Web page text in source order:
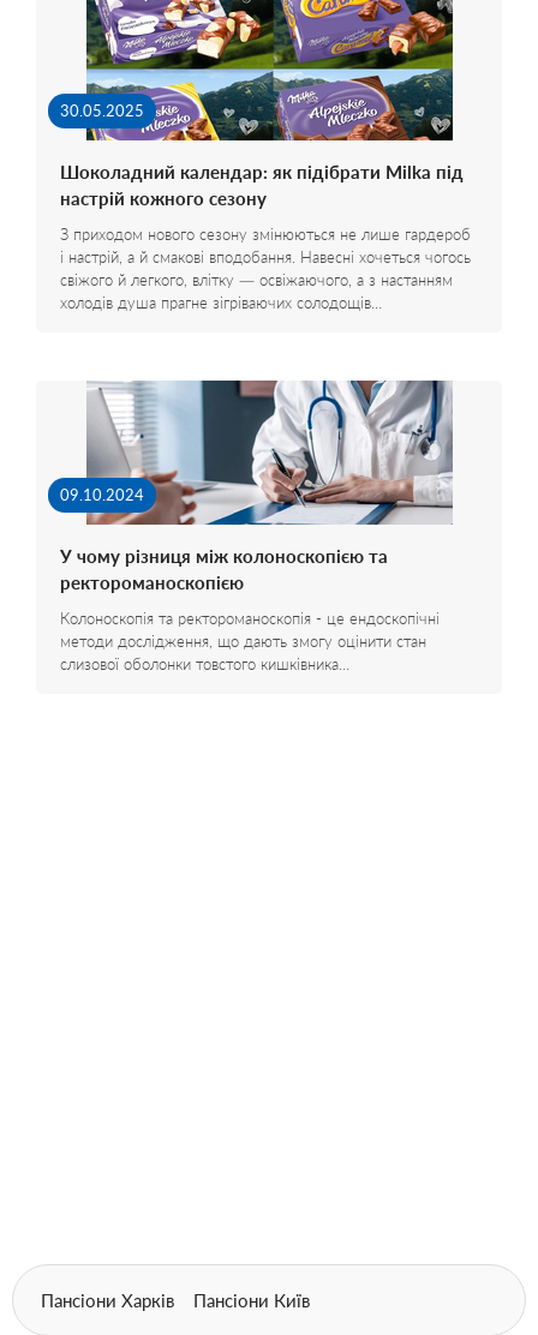
30.05.2025
Шоколадний календар: як підібрати Milka під
настрій кожного сезону
З приходом нового сезону змінюються не лише гардероб
і настрій, а й смакові вподобання. Навесні хочеться чогось
свіжого й легкого, влітку — освіжаючого, а з настанням
холодів душа прагне зігріваючих солодощів…
09.10.2024
У чому різниця між колоноскопією та
ректороманоскопією
Колоноскопія та ректороманоскопія - це ендоскопічні
методи дослідження, що дають змогу оцінити стан
слизової оболонки товстого кишківника…
Пансіони Харків Пансіони Київ